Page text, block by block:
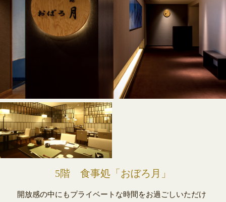
5階 食事処「おぼろ月」
開放感の中にもプライベートな時間をお過ごしいただけ